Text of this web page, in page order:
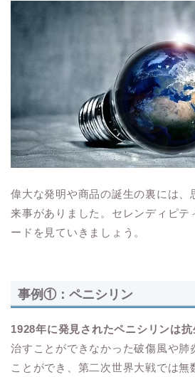
偉大な発明や商品の誕生の裏には、
来事がありました。セレンディピテ
ードを見ていきましょう。
事例①：ペニシリン
1928年に発見されたペニシリンは
治すことができなかった破傷風や肺
ことができ、第二次世界大戦では無